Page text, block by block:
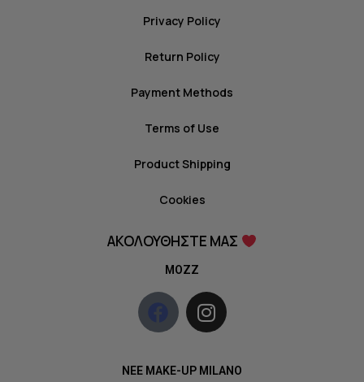
Privacy Policy
Return Policy
Payment Methods
Terms of Use
Product Shipping
Cookies
ΑΚΟΛΟΥΘΗΣΤΕ ΜΑΣ
MOZZ
NEE MAKE-UP MILANO